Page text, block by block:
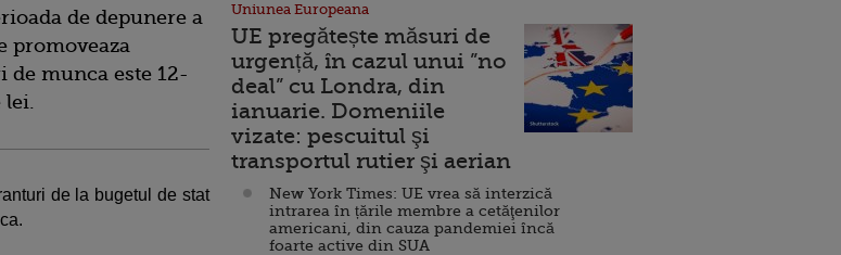
de depunere a
promoveaza
de munca este 12-
lei.
de la bugetul de stat
Uniunea Europeana
UE pregătește măsuri de
urgență, în cazul unui ”no
deal” cu Londra, din
ianuarie. Domeniile
vizate: pescuitul şi
transportul rutier şi aerian
New York Times: UE vrea să interzică
intrarea în țările membre a cetăţenilor
americani, din cauza pandemiei încă
foarte active din SUA